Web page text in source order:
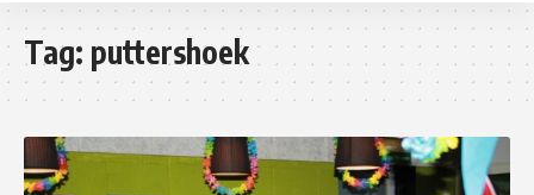
Tag: puttershoek